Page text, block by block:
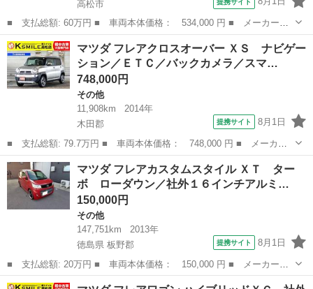
高松市
■ 支払総額: 60万円 ■ 車両本体価格： 534,000 円 ■ メーカー
名： マツダ ■ 車種名： フレアカスタムスタイル ■ グレード
名： ＸＴ ＥＴＣ オートクルーズコントロール 衝突被害軽減シ
ステム オートライ...
香川 高松市 その他
マツダ フレアクロスオーバー ＸＳ ナビゲー
ション／ＥＴＣ／バックカメラ／スマ…
748,000円
その他
11,908km
2014年
木田郡
提携サイト 8月1日
■ 支払総額: 79.7万円 ■ 車両本体価格： 748,000 円 ■ メーカー
名： マツダ ■ 車種名： フレアクロスオーバー ■ グレード
名： ＸＳ ナビゲーション／ＥＴＣ／バックカメラ／スマートキー
／プッシュスター...
香川 木田郡 その他
マツダ フレアカスタムスタイル ＸＴ ター
ボ ローダウン／社外１６インチアルミ…
150,000円
その他
147,751km
2013年
徳島県 板野郡
提携サイト 8月1日
■ 支払総額: 20万円 ■ 車両本体価格： 150,000 円 ■ メーカー
名： マツダ ■ 車種名： フレアカスタムスタイル ■ グレード
徳島 板野郡 その他